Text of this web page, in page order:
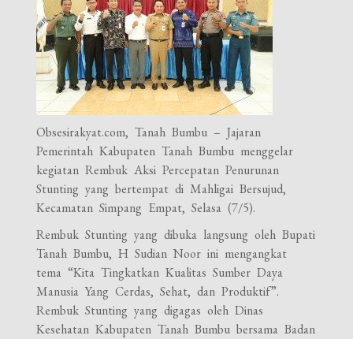
Obsesirakyat.com, Tanah Bumbu – Jajaran
Pemerintah Kabupaten Tanah Bumbu menggelar
kegiatan Rembuk Aksi Percepatan Penurunan
Stunting yang bertempat di Mahligai Bersujud,
Kecamatan Simpang Empat, Selasa (7/5).
Rembuk Stunting yang dibuka langsung oleh Bupati
Tanah Bumbu, H Sudian Noor ini mengangkat
tema “Kita Tingkatkan Kualitas Sumber Daya
Manusia Yang Cerdas, Sehat, dan Produktif”.
Rembuk Stunting yang digagas oleh Dinas
Kesehatan Kabupaten Tanah Bumbu bersama Badan